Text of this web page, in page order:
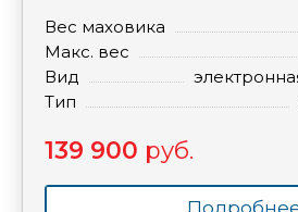
Вес маховика
Макс. вес
Вид
Тип
139 900 руб.